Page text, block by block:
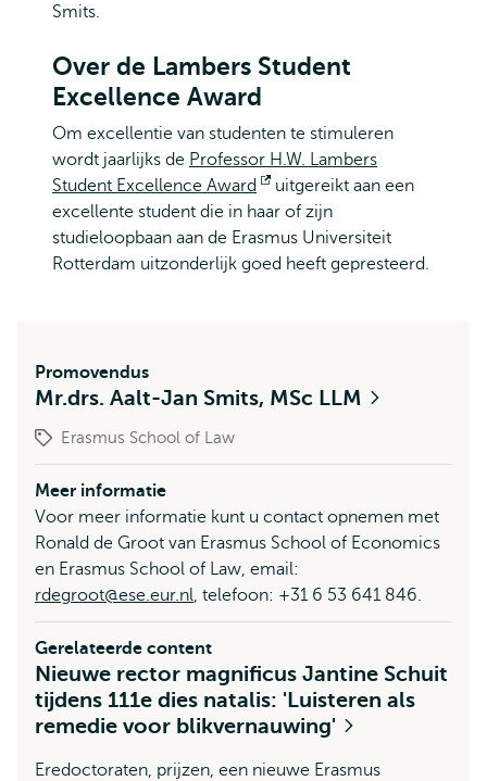
Smits.
Over de Lambers Student
Excellence Award
Om excellentie van studenten te stimuleren
wordt jaarlijks de Professor H.W. Lambers
Student Excellence Award
Opent
extern
uitgereikt aan een
excellente student die in haar of zijn
studieloopbaan aan de Erasmus Universiteit
Rotterdam uitzonderlijk goed heeft gepresteerd.
Promovendus
Mr.drs. Aalt-Jan Smits, MSc LLM
Erasmus School of Law
Meer informatie
Voor meer informatie kunt u contact opnemen met
Ronald de Groot van Erasmus School of Economics
en Erasmus School of Law, email:
rdegroot@ese.eur.nl, telefoon: +31 6 53 641 846.
Gerelateerde content
Nieuwe rector magnificus Jantine Schuit
tijdens 111e dies natalis: 'Luisteren als
remedie voor blikvernauwing'
Eredoctoraten, prijzen, een nieuwe Erasmus